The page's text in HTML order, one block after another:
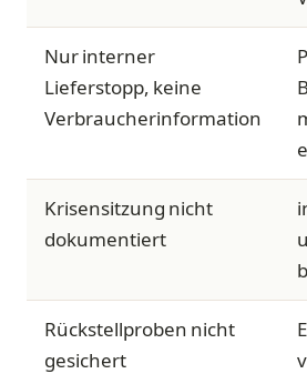
Nur interner
Lieferstopp, keine
Verbraucherinformation
Krisensitzung nicht
dokumentiert
Rückstellproben nicht
gesichert